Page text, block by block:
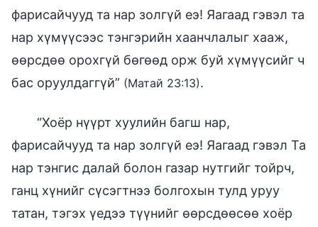
фарисайчууд та нар золгүй еэ! Яагаад гэвэл та
нар хүмүүсээс тэнгэрийн хаанчлалыг хааж,
өөрсдөө орохгүй бөгөөд орж буй хүмүүсийг ч
бас оруулдаггүй” (Матай 23:13).
“Хоёр нүүрт хуулийн багш нар,
фарисайчууд та нар золгүй еэ! Яагаад гэвэл Та
нар тэнгис далай болон газар нутгийг тойрч,
ганц хүнийг сүсэгтнээ болгохын тулд уруу
татан, тэгэх үедээ түүнийг өөрсдөөсөө хоёр